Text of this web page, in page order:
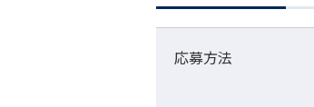
応募方法